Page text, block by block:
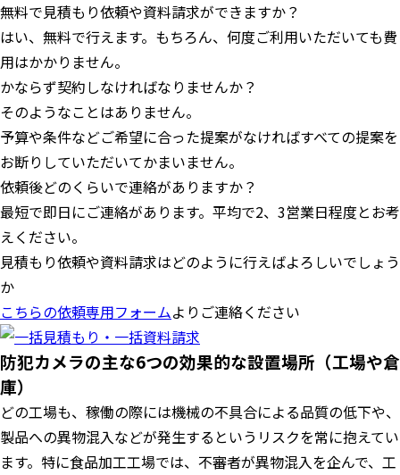
無料で見積もり依頼や資料請求ができますか？
はい、無料で行えます。もちろん、何度ご利用いただいても費
用はかかりません。
かならず契約しなければなりませんか？
そのようなことはありません。
予算や条件などご希望に合った提案がなければすべての提案を
お断りしていただいてかまいません。
依頼後どのくらいで連絡がありますか？
最短で即日にご連絡があります。平均で2、3営業日程度とお考
えください。
見積もり依頼や資料請求はどのように行えばよろしいでしょう
か
こちらの依頼専用フォームよりご連絡ください
防犯カメラの主な6つの効果的な設置場所（工場や倉
庫）
どの工場も、稼働の際には機械の不具合による品質の低下や、
製品への異物混入などが発生するというリスクを常に抱えてい
ます。特に食品加工工場では、不審者が異物混入を企んで、工